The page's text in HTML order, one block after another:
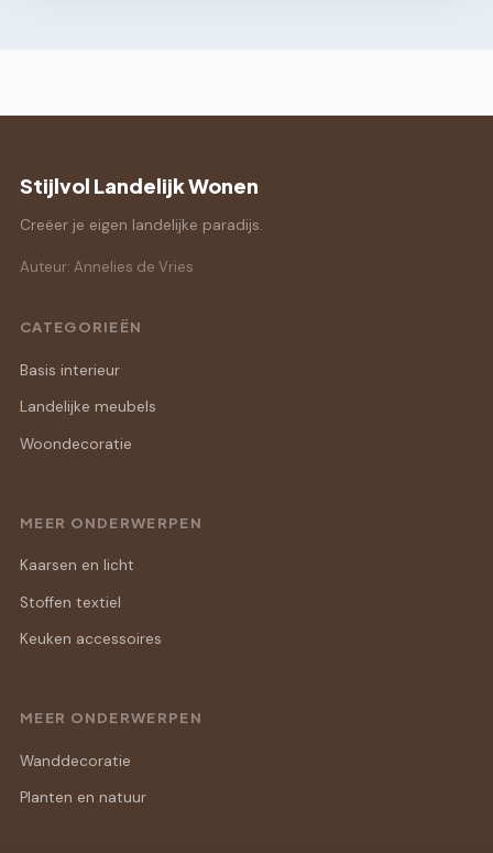
Stijlvol Landelijk Wonen
Creëer je eigen landelijke paradijs.
Auteur: Annelies de Vries
CATEGORIEËN
Basis interieur
Landelijke meubels
Woondecoratie
MEER ONDERWERPEN
Kaarsen en licht
Stoffen textiel
Keuken accessoires
MEER ONDERWERPEN
Wanddecoratie
Planten en natuur